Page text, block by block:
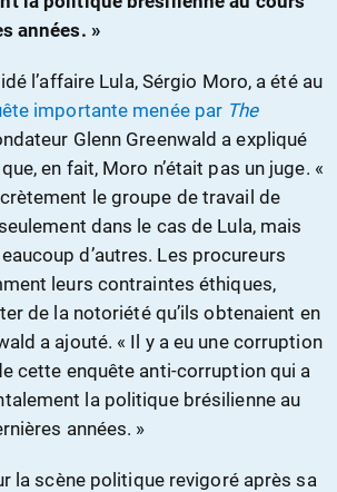
années. »
l’affaire Lula, Sérgio Moro, a été au
importante menée par The
Glenn Greenwald a expliqué
en fait, Moro n’était pas un juge. «
le groupe de travail de
dans le cas de Lula, mais
d’autres. Les procureurs
leurs contraintes éthiques,
de la notoriété qu’ils obtenaient en
a ajouté. « Il y a eu une corruption
cette enquête anti-corruption qui a
la politique brésilienne au
années. »
la scène politique revigoré après sa